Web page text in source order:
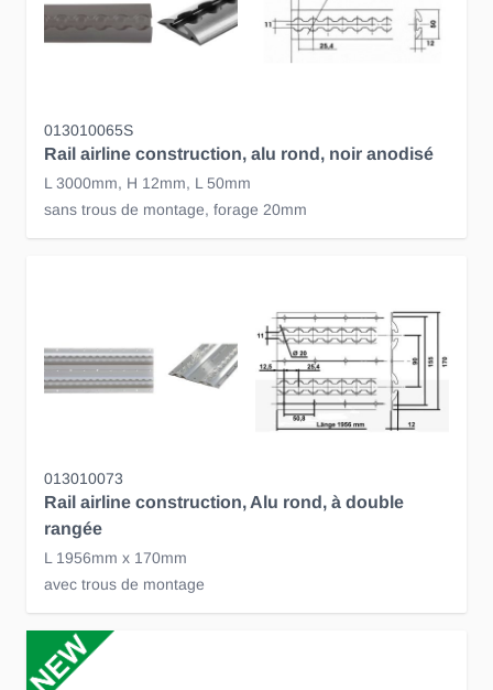
013010065S
Rail airline construction, alu rond, noir anodisé
L 3000mm, H 12mm, L 50mm
sans trous de montage, forage 20mm
013010073
Rail airline construction, Alu rond, à double
rangée
L 1956mm x 170mm
avec trous de montage